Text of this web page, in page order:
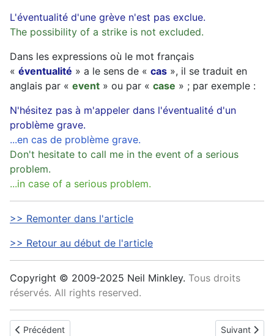
L'éventualité d'une grève n'est pas exclue.
The possibility of a strike is not excluded.
Dans les expressions où le mot français
« éventualité » a le sens de « cas », il se traduit en
anglais par « event » ou par « case » ; par exemple :
N'hésitez pas à m'appeler dans l'éventualité d'un
problème grave.
...en cas de problème grave.
Don't hesitate to call me in the event of a serious
problem.
...in case of a serious problem.
>> Remonter dans l'article
>> Retour au début de l'article
Copyright © 2009-2025 Neil Minkley. Tous droits
réservés. All rights reserved.
Article précédent : digital
Précédent Article
Suivant